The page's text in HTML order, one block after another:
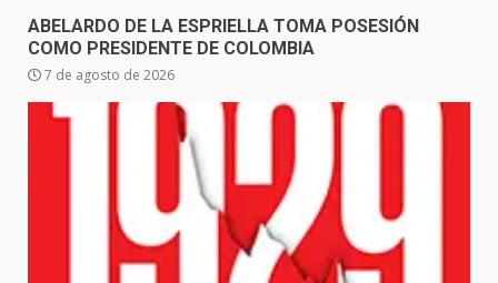
ABELARDO DE LA ESPRIELLA TOMA POSESIÓN
COMO PRESIDENTE DE COLOMBIA
7 de agosto de 2026